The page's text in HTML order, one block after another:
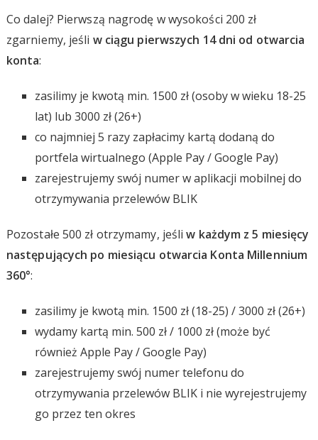
Co dalej? Pierwszą nagrodę w wysokości 200 zł
zgarniemy, jeśli w ciągu pierwszych 14 dni od otwarcia
konta:
zasilimy je kwotą min. 1500 zł (osoby w wieku 18-25
lat) lub 3000 zł (26+)
co najmniej 5 razy zapłacimy kartą dodaną do
portfela wirtualnego (Apple Pay / Google Pay)
zarejestrujemy swój numer w aplikacji mobilnej do
otrzymywania przelewów BLIK
Pozostałe 500 zł otrzymamy, jeśliw każdym z 5 miesięcy
następujących po miesiącu otwarcia Konta Millennium
360°:
zasilimy je kwotą min. 1500 zł (18-25) / 3000 zł (26+)
wydamy kartą min. 500 zł / 1000 zł (może być
również Apple Pay / Google Pay)
zarejestrujemy swój numer telefonu do
otrzymywania przelewów BLIK i nie wyrejestrujemy
go przez ten okres